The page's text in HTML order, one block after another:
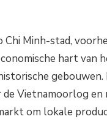
Minh-stad,
hart van
Vietnamoorlog en
om lokale